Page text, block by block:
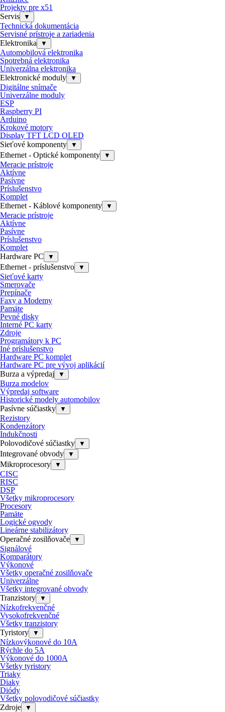
Projekty pre x51
Servis
▼
Technická dokumentácia
Servisné prístroje a zariadenia
Elektronika
▼
Automobilová elektronika
Spotrebná elektronika
Univerzálna elektronika
Elektronické moduly
▼
Digitálne snímače
Univerzálne moduly
ESP
Raspberry PI
Arduino
Krokové motory
Display TFT LCD OLED
Sieťové komponenty
▼
Ethernet - Optické komponenty ▼
Meracie prístroje
Aktívne
Pasívne
Príslušenstvo
Komplet
Ethernet - Káblové komponenty
▼
Meracie prístroje
Aktívne
Pasívne
Príslušenstvo
Komplet
Hardware PC
▼
Ethernet - príslušenstvo ▼
Sieťové karty
Smerovače
Prepínače
Faxy a Modemy
Pamäte
Pevné disky
Interné PC karty
Zdroje
Programátory k PC
Iné príslušenstvo
Hardware PC komplet
Hardware PC pre vývoj aplikácií
Burza a výpredaj
▼
Burza modelov
Výpredaj software
Historické modely automobilov
Pasívne súčiastky
▼
Rezistory
Kondenzátory
Indukčnosti
Polovodičové súčiastky
▼
Integrované obvody ▼
Mikroprocesory ▼
CISC
RISC
DSP
Všetky mikroprocesory
Procesory
Pamäte
Logické ogvody
Lineárne stabilizátory
Operačné zosilňovače
▼
Signálové
Komparátory
Výkonové
Všetky operačné zosilňovače
Univerzálne
Všetky integrované obvody
Tranzistory
▼
Nízkofrekvenčné
Vysokofrekvenčné
Všetky tranzistory
Tyristory
▼
Nízkovýkonové do 10A
Rýchle do 5A
Výkonové do 1000A
Všetky tyristory
Triaky
Diaky
Diódy
Všetky polovodičové súčiastky
Zdroje
▼